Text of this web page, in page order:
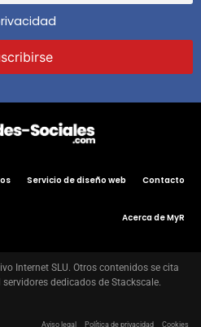
Servicio de diseño web Contacto
Acerca de MyR
Internet SLU. Otros contenidos se cita
dedicados de Stackscale.
Aviso legal Política de privacidad Cookies